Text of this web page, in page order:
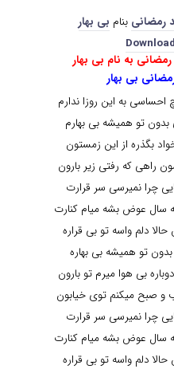
رمضانی بنام بی بهار
به نام بی بهار
بی بهار
احساسی به این روزا ندارم
تو همیشه بی بهارم
بگذره از این زمستون
راهی که رفتی زیر بارون
چرا نمیرسی سر قرارت
سال عوض بشه میام کنارت
دلم واسه تو بی قراره
بدون تو همیشه بی بهاره
بی هوا میرم تو بارون
و صبح میکنم توی خیابون
چرا نمیرسی سر قرارت
سال عوض بشه میام کنارت
دلم واسه تو بی قراره